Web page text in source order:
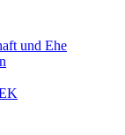
und Ehe